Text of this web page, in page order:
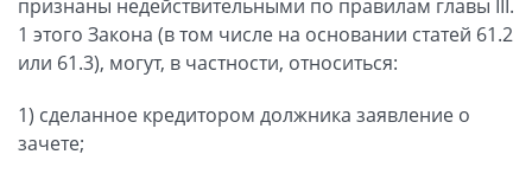
признаны недействительными по правилам главы III.
1 этого Закона (в том числе на основании статей 61.2
или 61.3), могут, в частности, относиться:
1) сделанное кредитором должника заявление о
зачете;